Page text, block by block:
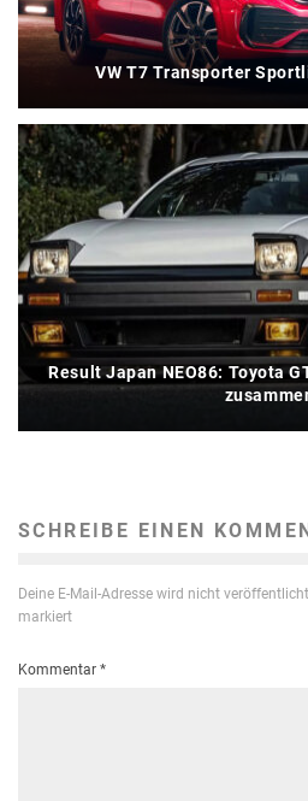
VW T7 Transporter
Result Japan NEO86: Toyota
SCHREIBE EINEN
Deine E-Mail-Adresse wird nicht
markiert
Kommentar *